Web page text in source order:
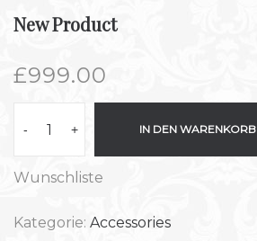
New Product
£999.00
- + IN DEN WARENKORB
Wunschliste
Kategorie: Accessories